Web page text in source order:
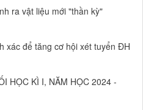
ra vật liệu mới "thần kỳ"
xác để tăng cơ hội xét tuyển ĐH
HỌC KÌ I, NĂM HỌC 2024 -